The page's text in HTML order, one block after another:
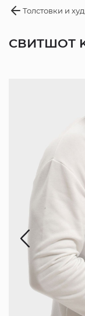
Толстовки и
СВИТШОТ